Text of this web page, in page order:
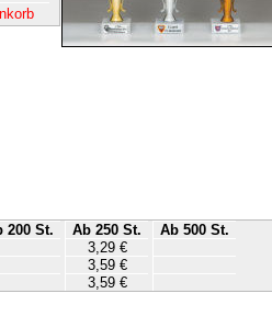
200 St. Ab 250 St.
Ab 500 St.
3,29 €
3,59 €
3,59 €